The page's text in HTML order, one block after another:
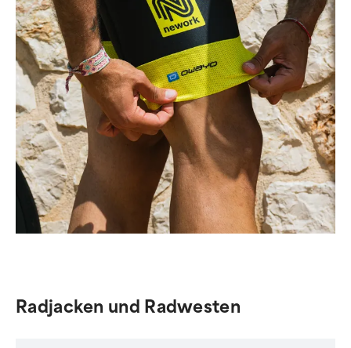
Radjacken und Radwesten